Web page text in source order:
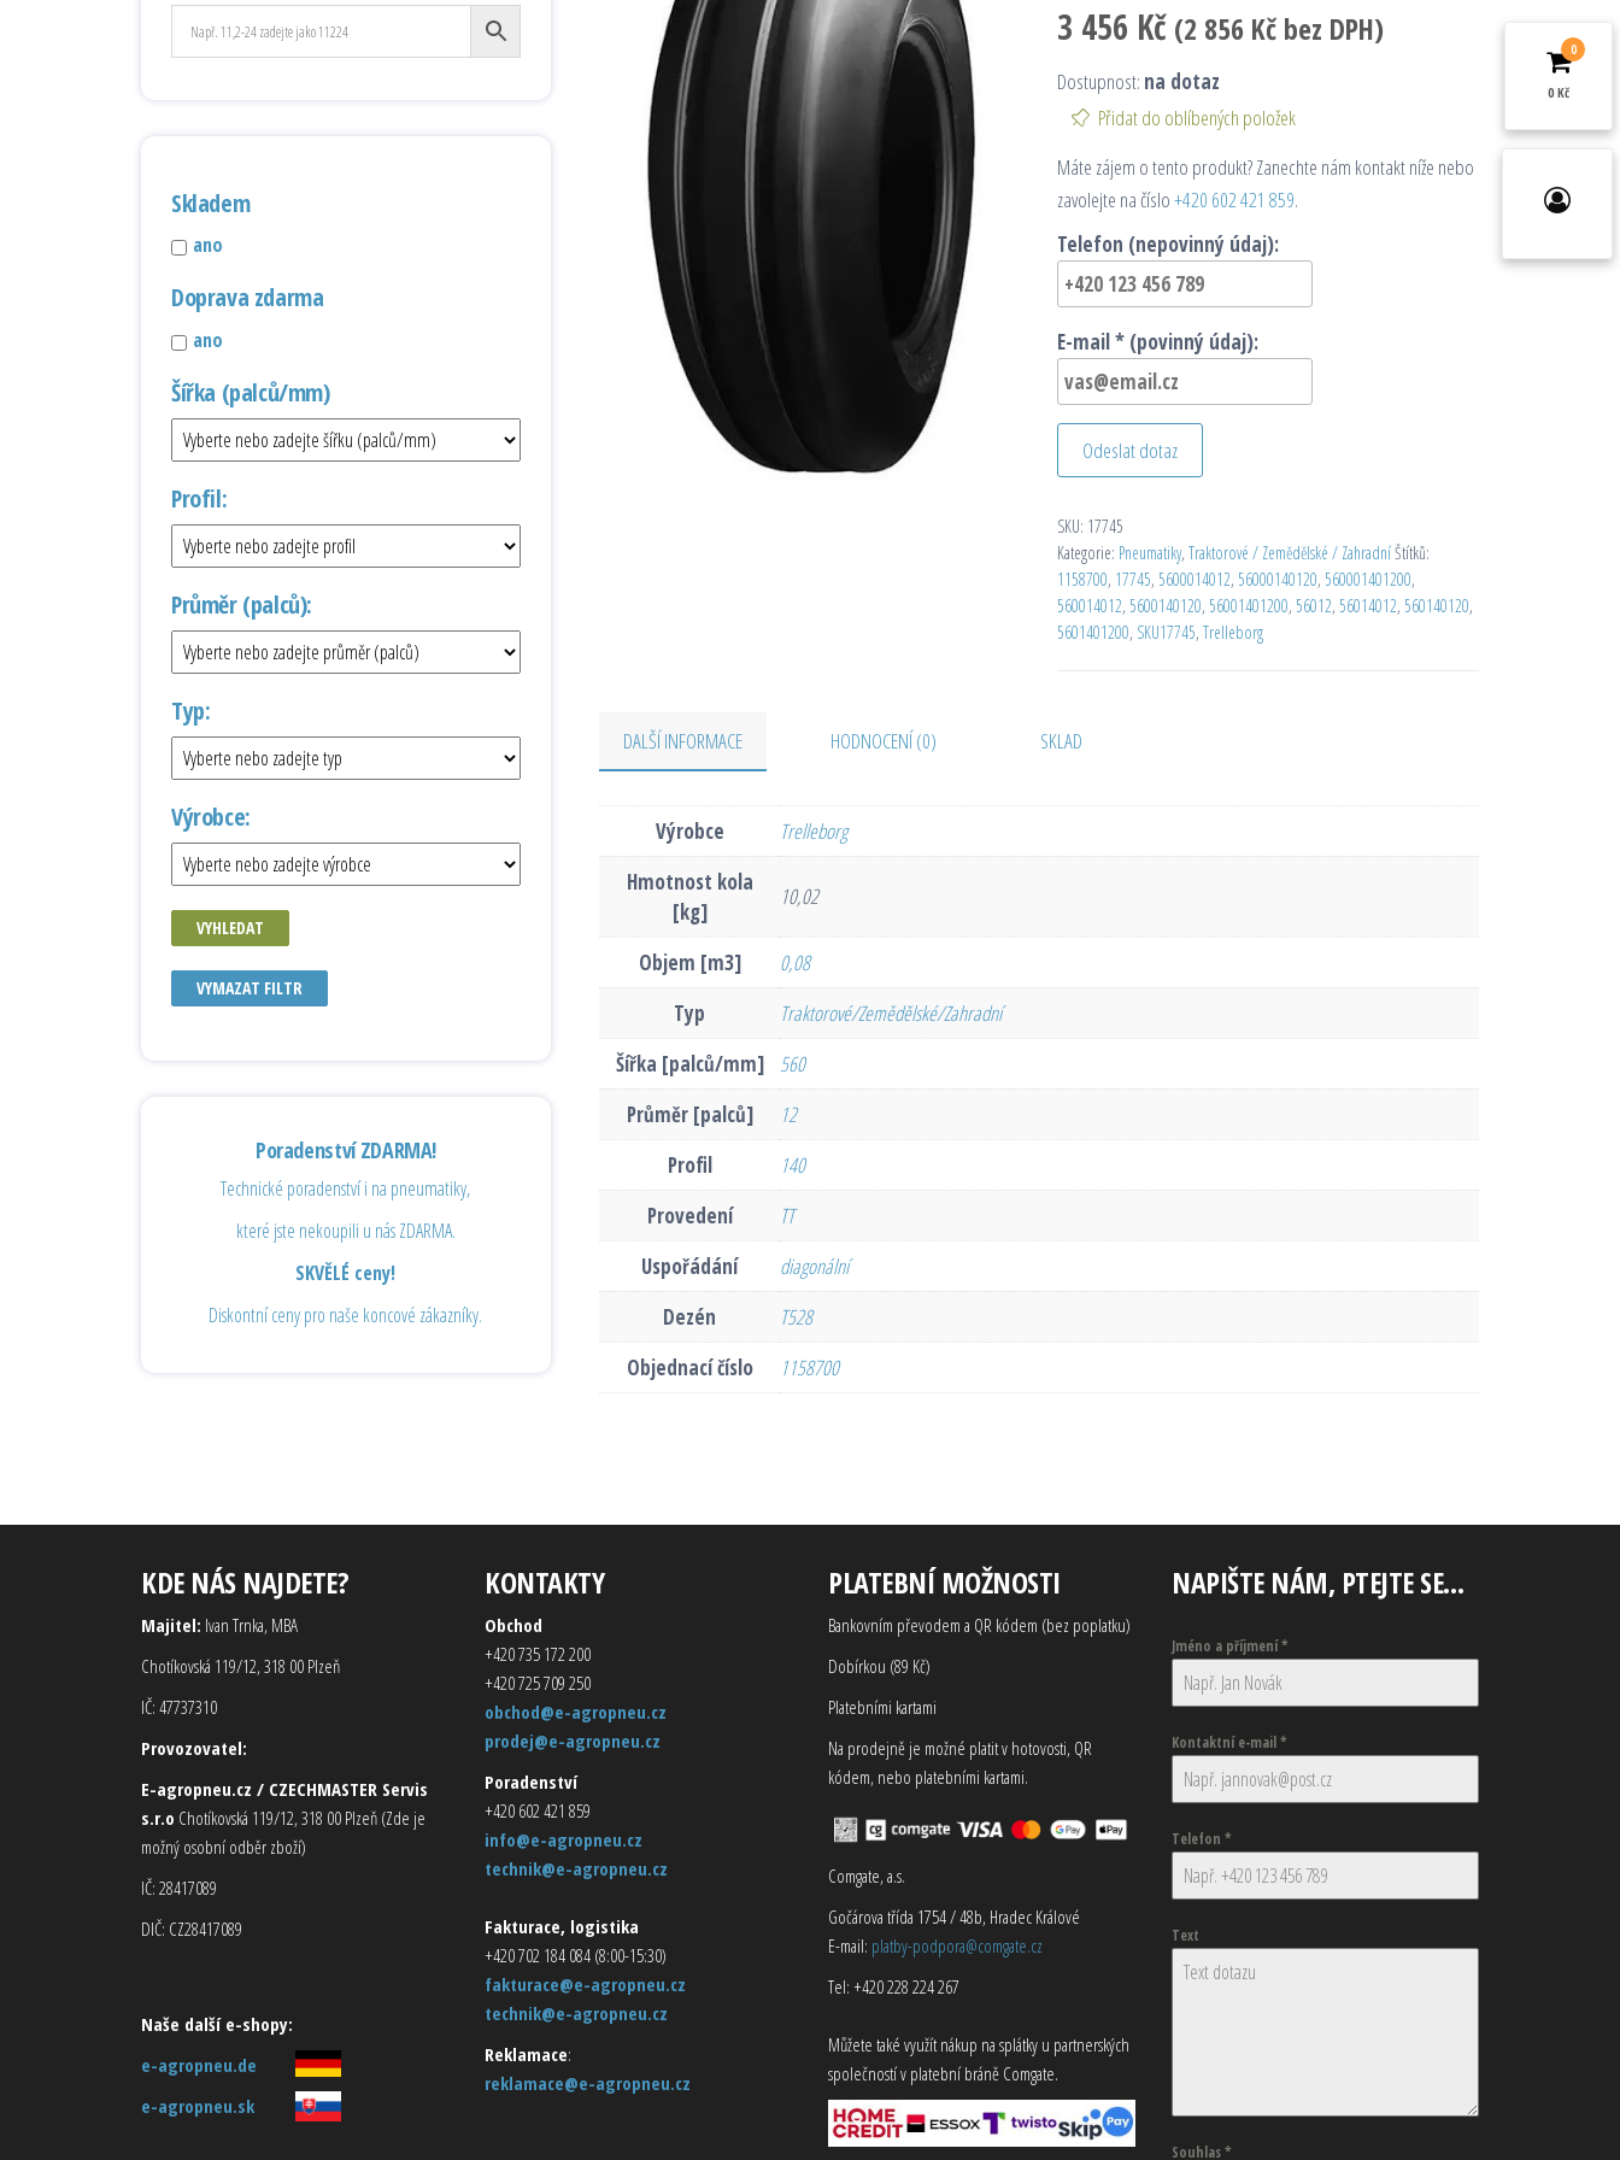
3 456 Kč (2 856 Kčbez DPH)
Dostupnost: na dotaz
Přidat do oblíbených položek
Máte zájem o tento produkt? Zanechte nám kontakt níže nebo
zavolejte na číslo+420 602 421 859.
Telefon (nepovinný údaj):
E-mail * (povinný údaj):
Odeslat dotaz
SKU: 17745
Kategorie: Pneumatiky, Traktorové / Zemědělské / ZahradníŠtítků:
1158700, 17745, 5600014012, 56000140120, 560001401200,
560014012, 5600140120, 56001401200, 56012, 56014012, 560140120,
5601401200, SKU17745, Trelleborg
DALŠÍ INFORMACE HODNOCENÍ (0) SKLAD
Výrobce
Trelleborg
Hmotnost kola
[kg]
10,02
Objem [m3]
0,08
Typ
Traktorové/Zemědělské/Zahradní
Šířka [palců/mm]
560
Průměr [palců]
12
Profil
140
Provedení
TT
Uspořádání
diagonální
Dezén
T528
Objednací číslo
1158700
Skladem
ano
Doprava zdarma
ano
Šířka (palců/mm)
Profil:
Průměr (palců):
Typ:
Výrobce:
VYHLEDAT
VYMAZAT FILTR
Poradenství ZDARMA!
Technické poradenství i na pneumatiky,
které jste nekoupili u nás ZDARMA.
SKVĚLÉ ceny!
Diskontní ceny pro naše koncové zákazníky.
KDE NÁS NAJDETE?
Majitel: Ivan Trnka, MBA
Chotíkovská 119/12, 318 00 Plzeň
IČ: 47737310
Provozovatel:
E-agropneu.cz / CZECHMASTER Servis
s.r.o Chotíkovská 119/12, 318 00 Plzeň (Zde je
možný osobní odběr zboží)
IČ: 28417089
DIČ: CZ28417089
Naše další e-shopy:
e-agropneu.de
e-agropneu.sk
KONTAKTY
Obchod
+420 735 172 200
+420 725 709 250
obchod@e-agropneu.cz
prodej@e-agropneu.cz
Poradenství
+420 602 421 859
info@e-agropneu.cz
technik@e-agropneu.cz
Fakturace, logistika
+420 702 184 084 (8:00-15:30)
fakturace@e-agropneu.cz
technik@e-agropneu.cz
Reklamace:
reklamace@e-agropneu.cz
PLATEBNÍ MOŽNOSTI
Bankovním převodem a QR kódem (bez poplatku)
Dobírkou (89 Kč)
Platebními kartami
Na prodejně je možné platit v hotovosti, QR
kódem, nebo platebními kartami.
Comgate, a.s.
Gočárova třída 1754 / 48b, Hradec Králové
E-mail: platby-podpora@comgate.cz
Tel: +420 228 224 267
Můžete také využít nákup na splátky u partnerských
společností v platební bráně Comgate.
NAPIŠTE NÁM, PTEJTE SE…
Jméno a příjmení*
Kontaktní e-mail*
Telefon *
Text
Souhlas*
0
0 Kč